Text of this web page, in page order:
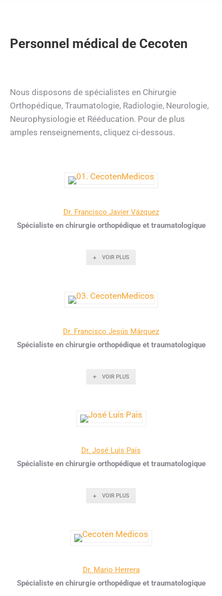
Personnel médical de Cecoten
Nous disposons de spécialistes en Chirurgie
Orthopédique, Traumatologie, Radiologie, Neurologie,
Neurophysiologie et Rééducation. Pour de plus
amples renseignements, cliquez ci-dessous.
Dr. Francisco Javier Vázquez
Spécialiste en chirurgie orthopédique et traumatologique
VOIR PLUS
Dr. Francisco Jesús Márquez
Spécialiste en chirurgie orthopédique et traumatologique
VOIR PLUS
Dr. José Luis País
Spécialiste en chirurgie orthopédique et traumatologique
VOIR PLUS
Dr. Mario Herrera
Spécialiste en chirurgie orthopédique et traumatologique